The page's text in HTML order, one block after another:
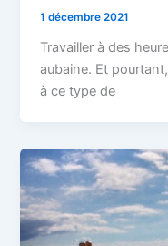
1 décembre 2021
Travailler à des
aubaine. Et
à ce type de